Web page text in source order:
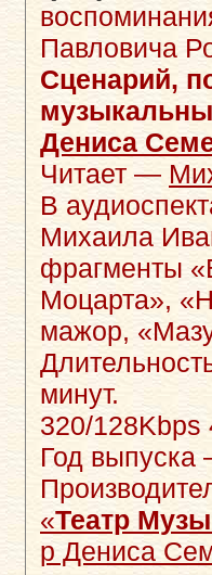
Павловича
Сценарий,
Дениса
Читает —
В
Михаила
фрагменты
Моцарта»,
мажор,
минут.
320/128Kbps
Год выпуска
«Театр
р Дениса